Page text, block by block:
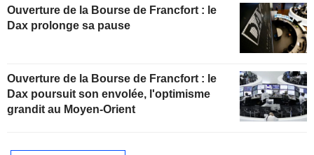
Ouverture de la Bourse de Francfort : le
Dax prolonge sa pause
Ouverture de la Bourse de Francfort : le
Dax poursuit son envolée, l'optimisme
grandit au Moyen-Orient